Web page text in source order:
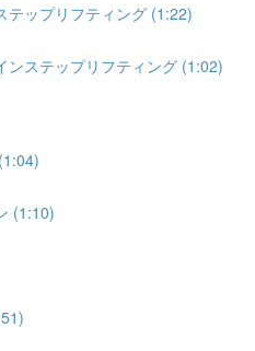
テップリフティング (1:22)
ンステップリフティング (1:02)
(1:10)